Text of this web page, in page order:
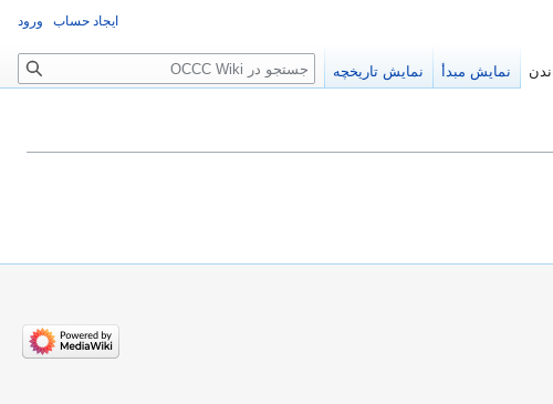
ایجاد حساب ورود
نمایش مبدأ نمایش تاریخچه جستجو